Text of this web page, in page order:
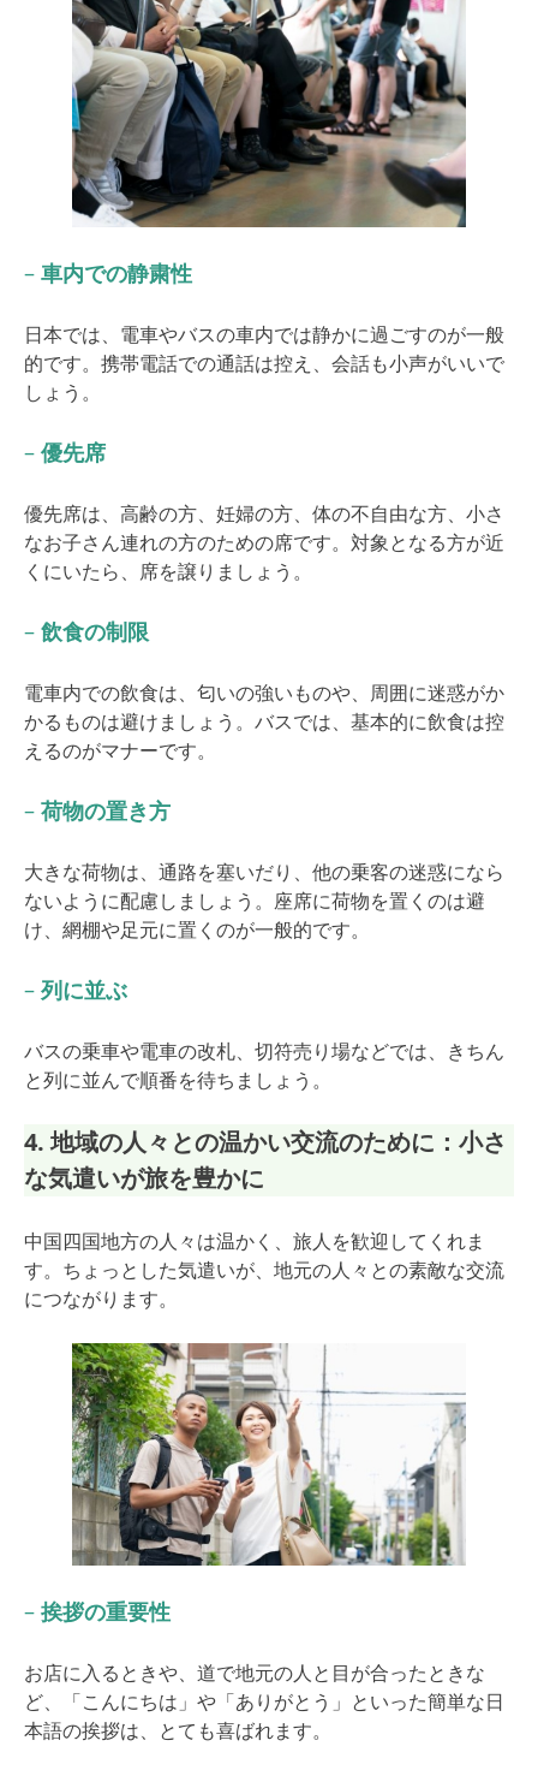
– 車内での静粛性
日本では、電車やバスの車内では静かに過ごすのが一般
的です。携帯電話での通話は控え、会話も小声がいいで
しょう。
– 優先席
優先席は、高齢の方、妊婦の方、体の不自由な方、小さ
なお子さん連れの方のための席です。対象となる方が近
くにいたら、席を譲りましょう。
– 飲食の制限
電車内での飲食は、匂いの強いものや、周囲に迷惑がか
かるものは避けましょう。バスでは、基本的に飲食は控
えるのがマナーです。
– 荷物の置き方
大きな荷物は、通路を塞いだり、他の乗客の迷惑になら
ないように配慮しましょう。座席に荷物を置くのは避
け、網棚や足元に置くのが一般的です。
– 列に並ぶ
バスの乗車や電車の改札、切符売り場などでは、きちん
と列に並んで順番を待ちましょう。
4. 地域の人々との温かい交流のために：小さ
な気遣いが旅を豊かに
中国四国地方の人々は温かく、旅人を歓迎してくれま
す。ちょっとした気遣いが、地元の人々との素敵な交流
につながります。
– 挨拶の重要性
お店に入るときや、道で地元の人と目が合ったときな
ど、「こんにちは」や「ありがとう」といった簡単な日
本語の挨拶は、とても喜ばれます。